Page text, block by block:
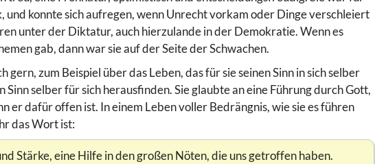
und konnte sich aufregen, wenn Unrecht vorkam oder Dinge verschleiert
unter der Diktatur, auch hierzulande in der Demokratie. Wenn es
gab, dann war sie auf der Seite der Schwachen.
gern, zum Beispiel über das Leben, das für sie seinen Sinn in sich selber
Sinn selber für sich herausfinden. Sie glaubte an eine Führung durch Gott,
er dafür offen ist. In einem Leben voller Bedrängnis, wie sie es führen
das Wort ist:
Stärke, eine Hilfe in den großen Nöten, die uns getroffen haben.